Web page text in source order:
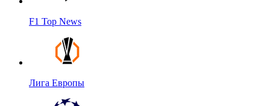
F1 Top News
Лига Европы